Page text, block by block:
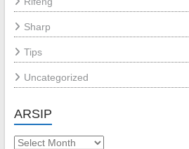
Sharp
Tips
Uncategorized
ARSIP
Arsip